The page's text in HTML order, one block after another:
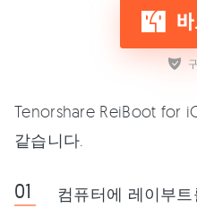
Tenorshare ReiBoot for
같습니다.
컴퓨터에 레이부